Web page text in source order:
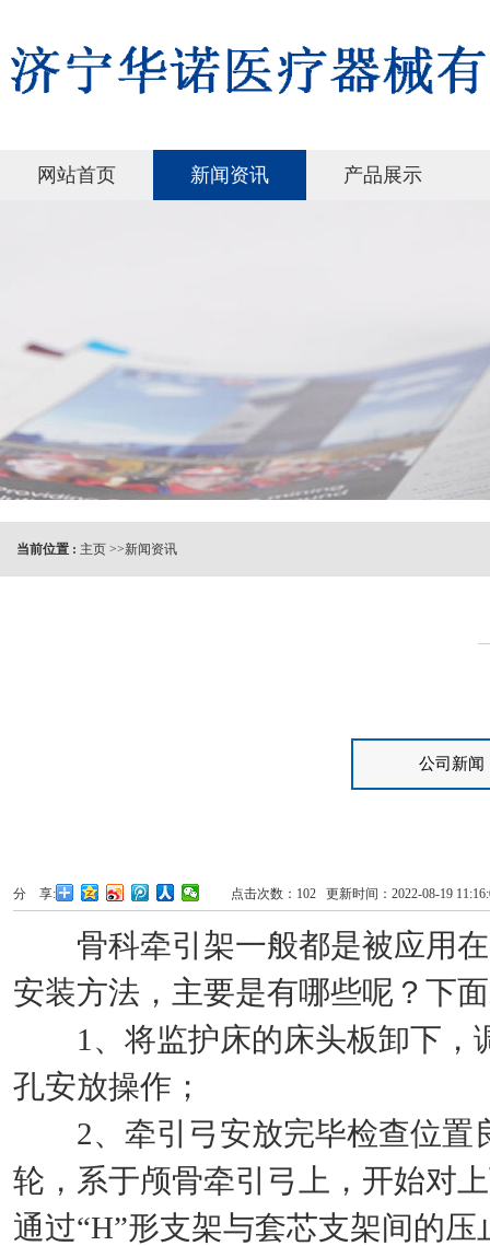
网站首页 新闻资讯 产品展示
当前位置 : 主页 >>新闻资讯
公司新闻
点击次数： 102 更新时间：2022-08-19
分 享:
骨科牵引架一般都是被应用在
安装方法，主要是有哪些呢？下
1、将监护床的床头板卸下，
孔安放操作；
2、牵引弓安放完毕检查位置
轮，系于颅骨牵引弓上，开始对
通过“H”形支架与套芯支架间的